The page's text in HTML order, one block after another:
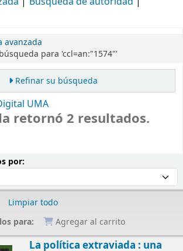
avanzada
para 'ccl=an:"1574"'
Refinar su búsqueda
UMA
retornó 2 resultados.
por:
Limpiar todo
para:
Agregar al carrito
La política extraviada : una